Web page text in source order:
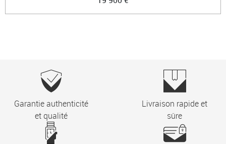
Garantie authenticité
et qualité
Livraison rapide et
sûre